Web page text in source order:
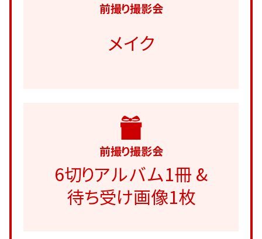
前撮り撮影会
メイク
前撮り撮影会
6切りアルバム1冊 &
待ち受け画像1枚